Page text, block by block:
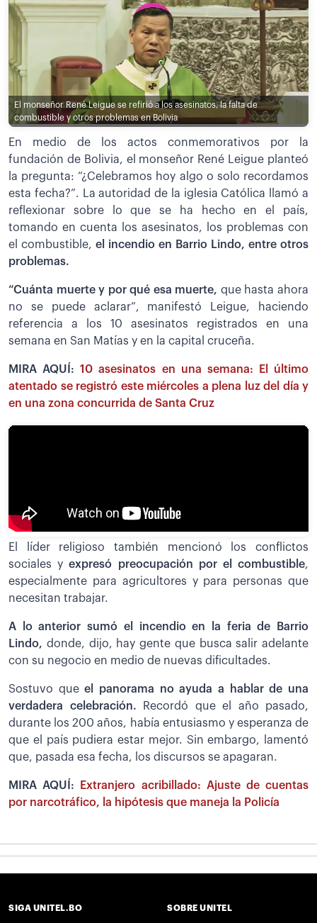
El monseñor René Leigue se refirió a los asesinatos, la falta de
combustible y otros problemas en Bolivia
En medio de los actos conmemorativos por la
fundación de Bolivia, el monseñor René Leigue planteó
la pregunta: “¿Celebramos hoy algo o solo recordamos
esta fecha?”. La autoridad de la iglesia Católica llamó a
reflexionar sobre lo que se ha hecho en el país,
tomando en cuenta los asesinatos, los problemas con
el combustible, el incendio en Barrio Lindo, entre otros
problemas.
“Cuánta muerte y por qué esa muerte, que hasta ahora
no se puede aclarar”, manifestó Leigue, haciendo
referencia a los 10 asesinatos registrados en una
semana en San Matías y en la capital cruceña.
MIRA AQUÍ:10 asesinatos en una semana: El último
atentado se registró este miércoles a plena luz del día y
en una zona concurrida de Santa Cruz
El líder religioso también mencionó los conflictos
sociales y expresó preocupación por el combustible,
especialmente para agricultores y para personas que
necesitan trabajar.
A lo anterior sumó el incendio en la feria de Barrio
Lindo, donde, dijo, hay gente que busca salir adelante
con su negocio en medio de nuevas dificultades.
Sostuvo queel panorama no ayuda a hablar de una
verdadera celebración.
Recordó que el año pasado,
durante los 200 años, había entusiasmo y esperanza de
que el país pudiera estar mejor. Sin embargo, lamentó
que, pasada esa fecha, los discursos se apagaran.
MIRA AQUÍ:
Extranjero acribillado: Ajuste de cuentas
por narcotráfico, la hipótesis que maneja la Policía
SIGA UNITEL.BO SOBRE UNITEL